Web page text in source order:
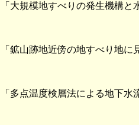
「大規模地すべりの発生機構と
「鉱山跡地近傍の地すべり地に
「多点温度検層法による地下水